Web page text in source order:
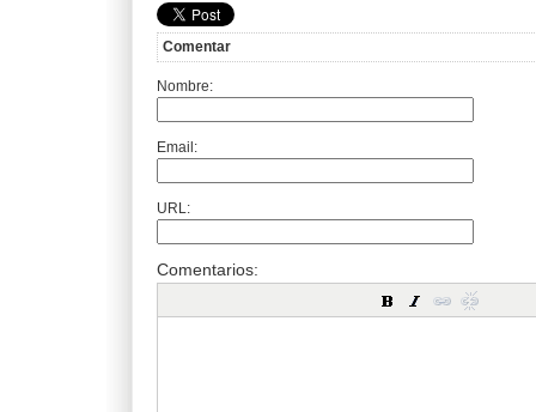
Comentar
Nombre:
Email:
URL:
Comentarios: